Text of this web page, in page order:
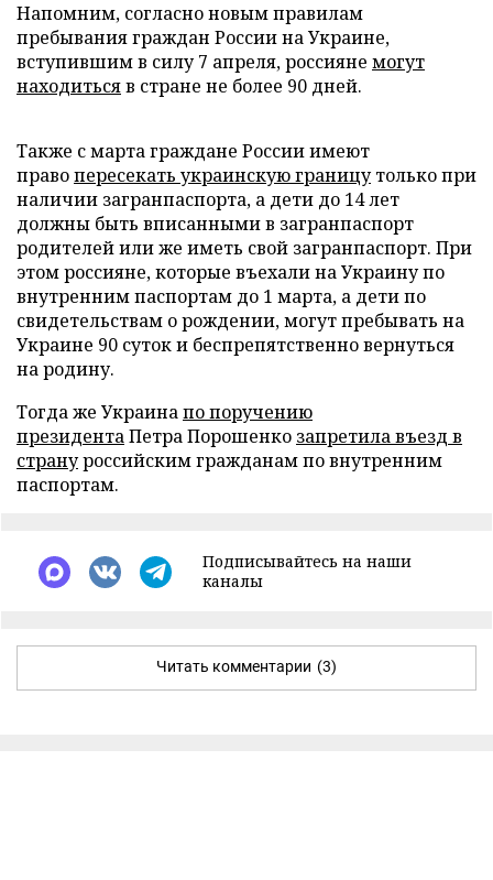
Напомним, согласно новым правилам
пребывания граждан России на Украине,
вступившим в силу 7 апреля, россияне могут
находитьсяв стране не более 90 дней.
Также с марта граждане России имеют
правопересекать украинскую границутолько при
наличии загранпаспорта, а дети до 14 лет
должны быть вписанными в загранпаспорт
родителей или же иметь свой загранпаспорт. При
этом россияне, которые въехали на Украину по
внутренним паспортам до 1 марта, а дети по
свидетельствам о рождении, могут пребывать на
Украине 90 суток и беспрепятственно вернуться
на родину.
Тогда же Украинапо поручению
президентаПетра Порошенко запретила въезд в
странуроссийским гражданам по внутренним
паспортам.
Подписывайтесь на наши
каналы
Читать комментарии (3)